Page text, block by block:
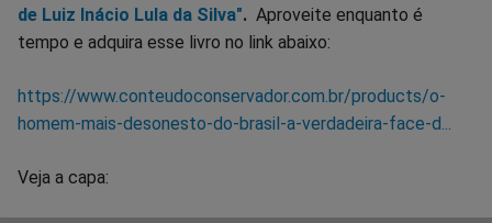
de Luiz Inácio Lula da Silva". Aproveite enquanto é
tempo e adquira esse livro no link abaixo:
https://www.conteudoconservador.com.br/products/o-
homem-mais-desonesto-do-brasil-a-verdadeira-face-d...
Veja a capa: